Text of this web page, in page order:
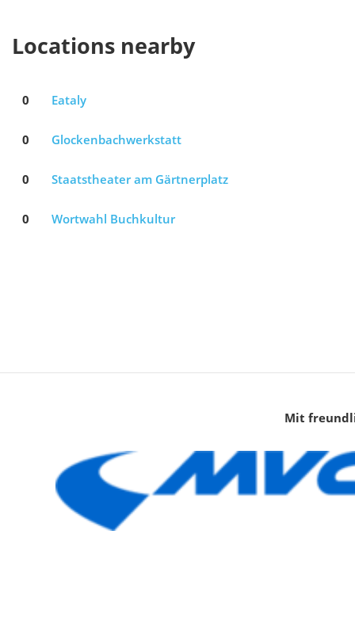
Locations nearby
0 Eataly
0 Glockenbachwerkstatt
0 Staatstheater am Gärtnerplatz
0 Wortwahl Buchkultur
Mit